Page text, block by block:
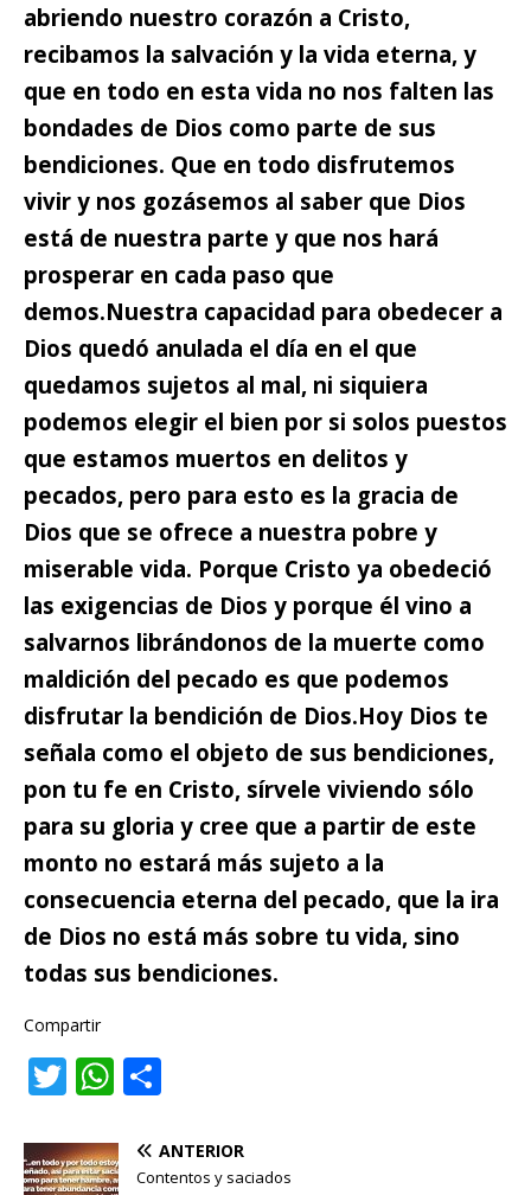
abriendo nuestro corazón a Cristo,
recibamos la salvación y la vida eterna, y
que en todo en esta vida no nos falten las
bondades de Dios como parte de sus
bendiciones. Que en todo disfrutemos
vivir y nos gozásemos al saber que Dios
está de nuestra parte y que nos hará
prosperar en cada paso que
demos.Nuestra capacidad para obedecer a
Dios quedó anulada el día en el que
quedamos sujetos al mal, ni siquiera
podemos elegir el bien por si solos puestos
que estamos muertos en delitos y
pecados, pero para esto es la gracia de
Dios que se ofrece a nuestra pobre y
miserable vida. Porque Cristo ya obedeció
las exigencias de Dios y porque él vino a
salvarnos librándonos de la muerte como
maldición del pecado es que podemos
disfrutar la bendición de Dios.Hoy Dios te
señala como el objeto de sus bendiciones,
pon tu fe en Cristo, sírvele viviendo sólo
para su gloria y cree que a partir de este
monto no estará más sujeto a la
consecuencia eterna del pecado, que la ira
de Dios no está más sobre tu vida, sino
todas sus bendiciones.
Compartir
T
it
W
at m
ANTERIOR
Contentos y saciados